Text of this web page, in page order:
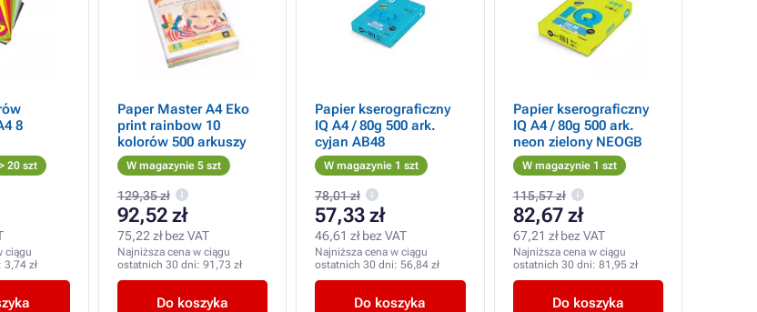
8
20 szt
ciągu
3,74 zł
Paper Master A4 Eko
print rainbow 10
kolorów 500 arkuszy
W magazynie 5 szt
129,35 zł
92,52 zł
75,22 zł bez VAT
Najniższa cena w ciągu
ostatnich 30 dni: 91,73 zł
Do koszyka
Papier kserograficzny
IQ A4 / 80g 500 ark.
cyjan AB48
W magazynie 1 szt
78,01 zł
57,33 zł
46,61 zł bez VAT
Najniższa cena w ciągu
ostatnich 30 dni: 56,84 zł
Do koszyka
Papier kserograficzny
IQ A4 / 80g 500 ark.
neon zielony NEOGB
W magazynie 1 szt
115,57 zł
82,67 zł
67,21 zł bez VAT
Najniższa cena w ciągu
ostatnich 30 dni: 81,95 zł
Do koszyka